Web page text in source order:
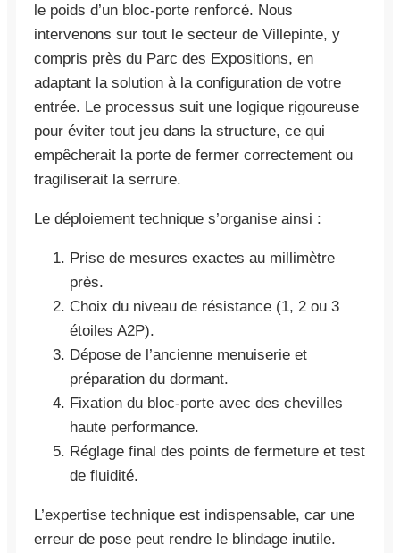
le poids d’un bloc-porte renforcé. Nous
intervenons sur tout le secteur de Villepinte, y
compris près du Parc des Expositions, en
adaptant la solution à la configuration de votre
entrée. Le processus suit une logique rigoureuse
pour éviter tout jeu dans la structure, ce qui
empêcherait la porte de fermer correctement ou
fragiliserait la serrure.
Le déploiement technique s’organise ainsi :
Prise de mesures exactes au millimètre
près.
Choix du niveau de résistance (1, 2 ou 3
étoiles A2P).
Dépose de l’ancienne menuiserie et
préparation du dormant.
Fixation du bloc-porte avec des chevilles
haute performance.
Réglage final des points de fermeture et test
de fluidité.
L’expertise technique est indispensable, car une
erreur de pose peut rendre le blindage inutile.